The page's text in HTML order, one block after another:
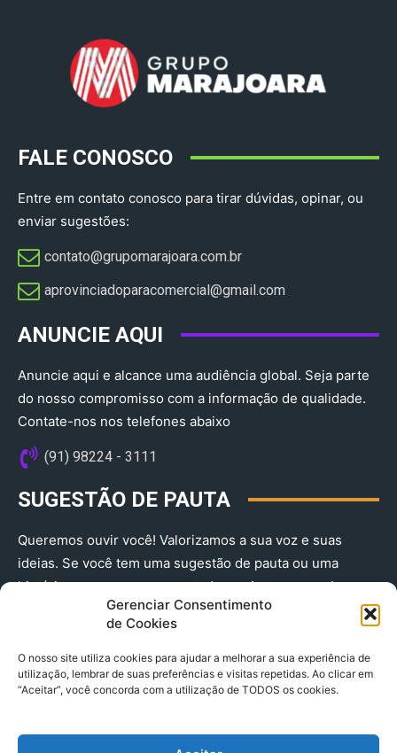
Gerenciar Consentimento
de Cookies
O nosso site utiliza cookies para ajudar a melhorar a sua experiência de
utilização, lembrar de suas preferências e visitas repetidas. Ao clicar em
“Aceitar”, você concorda com a utilização de TODOS os cookies.
FALE CONOSCO
Entre em contato conosco para tirar dúvidas, opinar, ou
enviar sugestões:
contato@grupomarajoara.com.br
aprovinciadoparacomercial@gmail.com​
ANUNCIE AQUI
Anuncie aqui e alcance uma audiência global. Seja parte
do nosso compromisso com a informação de qualidade.
Contate-nos nos telefones abaixo
(91) 98224 - 3111
SUGESTÃO DE PAUTA
Queremos ouvir você! Valorizamos a sua voz e suas
ideias. Se você tem uma sugestão de pauta ou uma
história que merece ser contada, envie-nos agora!
(91) 98224 - 3111